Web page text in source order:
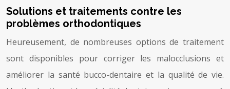
Solutions et traitements contre les
problèmes orthodontiques
Heureusement, de nombreuses options de traitement
sont disponibles pour corriger les malocclusions et
améliorer la santé bucco-dentaire et la qualité de vie.